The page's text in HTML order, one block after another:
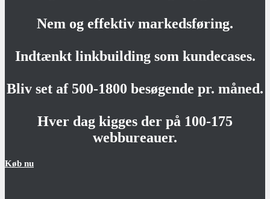
Nem og effektiv markedsføring.
Indtænkt linkbuilding som kundecases.
Bliv set af 500-1800 besøgende pr. måned.
Hver dag kigges der på 100-175
webbureauer.
Køb nu